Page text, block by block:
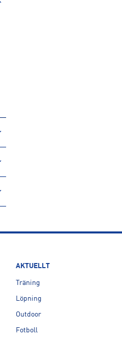
AKTUELLT
Träning
Löpning
Outdoor
Fotboll